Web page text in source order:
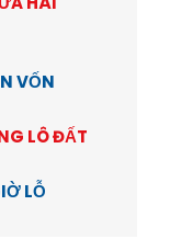
VỐN
LÔ ĐẤT
LỖ